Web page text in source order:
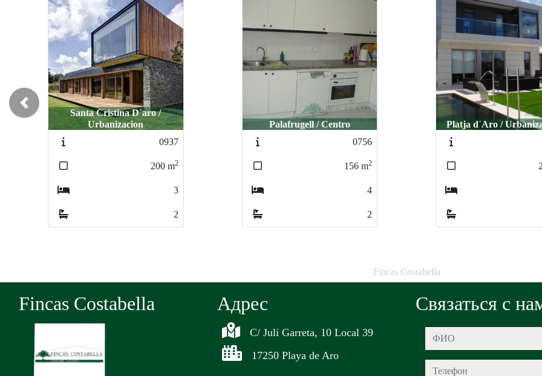
Palafrugell / Centro
0756
156 m2
4
2
Platja d´Aro / Urbanización
0938
200m2
3
2
Platja d´Aro /
Previous
Fincas Costabella
Fincas Costabella Aдрес
C/ Juli Garreta, 10 Local 39
17250 Playa de Aro
Связаться с
ФИО
Телефон